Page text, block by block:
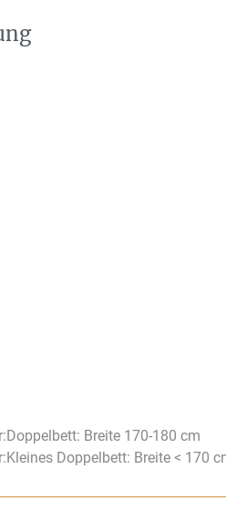
Doppelbett: Breite 170-180 cm
Kleines Doppelbett: Breite < 170